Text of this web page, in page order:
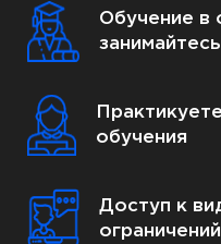
Обучение в
обучения
Доступ к
ограничений